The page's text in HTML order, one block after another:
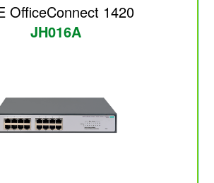
OfficeConnect 1420
JH016A